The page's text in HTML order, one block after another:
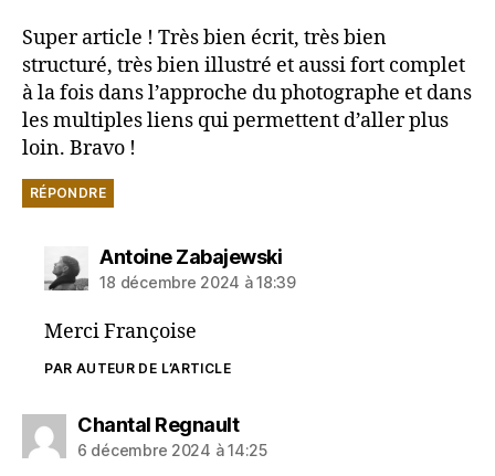
Super article ! Très bien écrit, très bien
structuré, très bien illustré et aussi fort complet
à la fois dans l’approche du photographe et dans
les multiples liens qui permettent d’aller plus
loin. Bravo !
RÉPONDRE
Antoine Zabajewskidit :
18 décembre 2024 à 18:39
Merci Françoise
PAR AUTEUR DE L’ARTICLE
Chantal Regnaultdit :
6 décembre 2024 à 14:25